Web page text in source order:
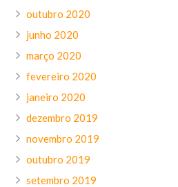
outubro 2020
junho 2020
março 2020
fevereiro 2020
janeiro 2020
dezembro 2019
novembro 2019
outubro 2019
setembro 2019